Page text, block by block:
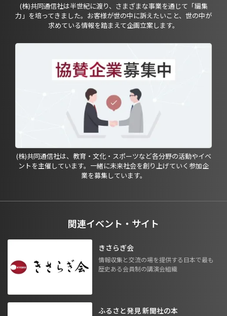
(株)共同通信社は半世紀に渡り、さまざまな事業を通じて「編集
力」を培ってきました。お客様が世の中に訴えたいこと、世の中が
求めている情報を踏まえて企画立案します。
(株)共同通信社は、教育・文化・スポーツなど各分野の活動やイベ
ントを主催しています。一緒に未来社会を創り上げていく参加企
業を募集しています。
関連イベント・サイト
きさらぎ会
情報収集と交流の場を提供する日本で最も
歴史ある会員制の講演会組織
ふるさと発見 新聞社の本